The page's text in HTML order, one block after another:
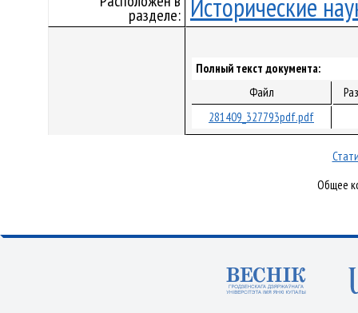
разделе: Исторические
Полный текст документа:
Файл
281409_327793pdf.pdf
Общее